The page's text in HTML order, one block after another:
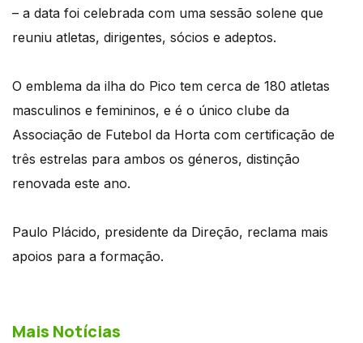
– a data foi celebrada com uma sessão solene que
reuniu atletas, dirigentes, sócios e adeptos.
O emblema da ilha do Pico tem cerca de 180 atletas
masculinos e femininos, e é o único clube da
Associação de Futebol da Horta com certificação de
três estrelas para ambos os géneros, distinção
renovada este ano.
Paulo Plácido, presidente da Direção, reclama mais
apoios para a formação.
Mais Notícias